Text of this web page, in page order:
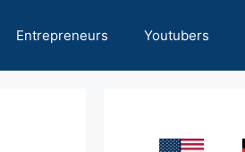
Entrepreneurs Youtubers